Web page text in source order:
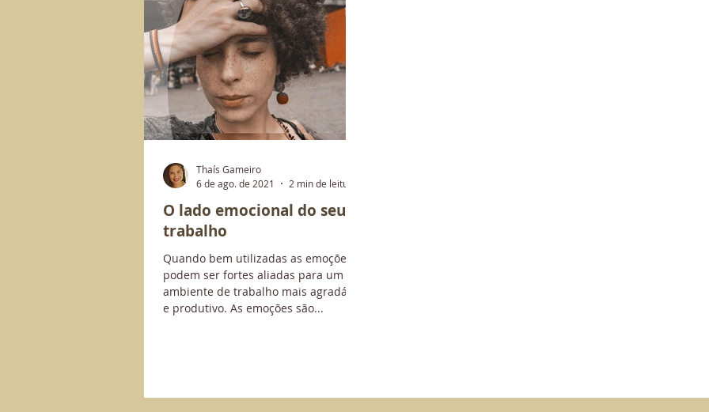
O lado emocional do seu
trabalho
Quando bem utilizadas as emoções
podem ser fortes aliadas para um
ambiente de trabalho mais agradável
e produtivo. As emoções são...
Thaís Gameiro
6 de ago. de 2021
2 min de leitura